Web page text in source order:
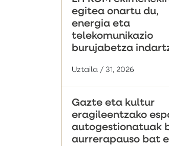
egitea onartu du,
energia eta
telekomunikazio
burujabetza
Uztaila / 31, 2026
Gazte eta kultur
eragileentzako
autogestionatuak
aurrerapauso bat